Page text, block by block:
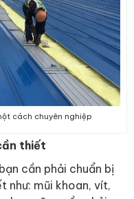
cách chuyên nghiệp
thiết
cần phải chuẩn bị
như: mũi khoan, vít,